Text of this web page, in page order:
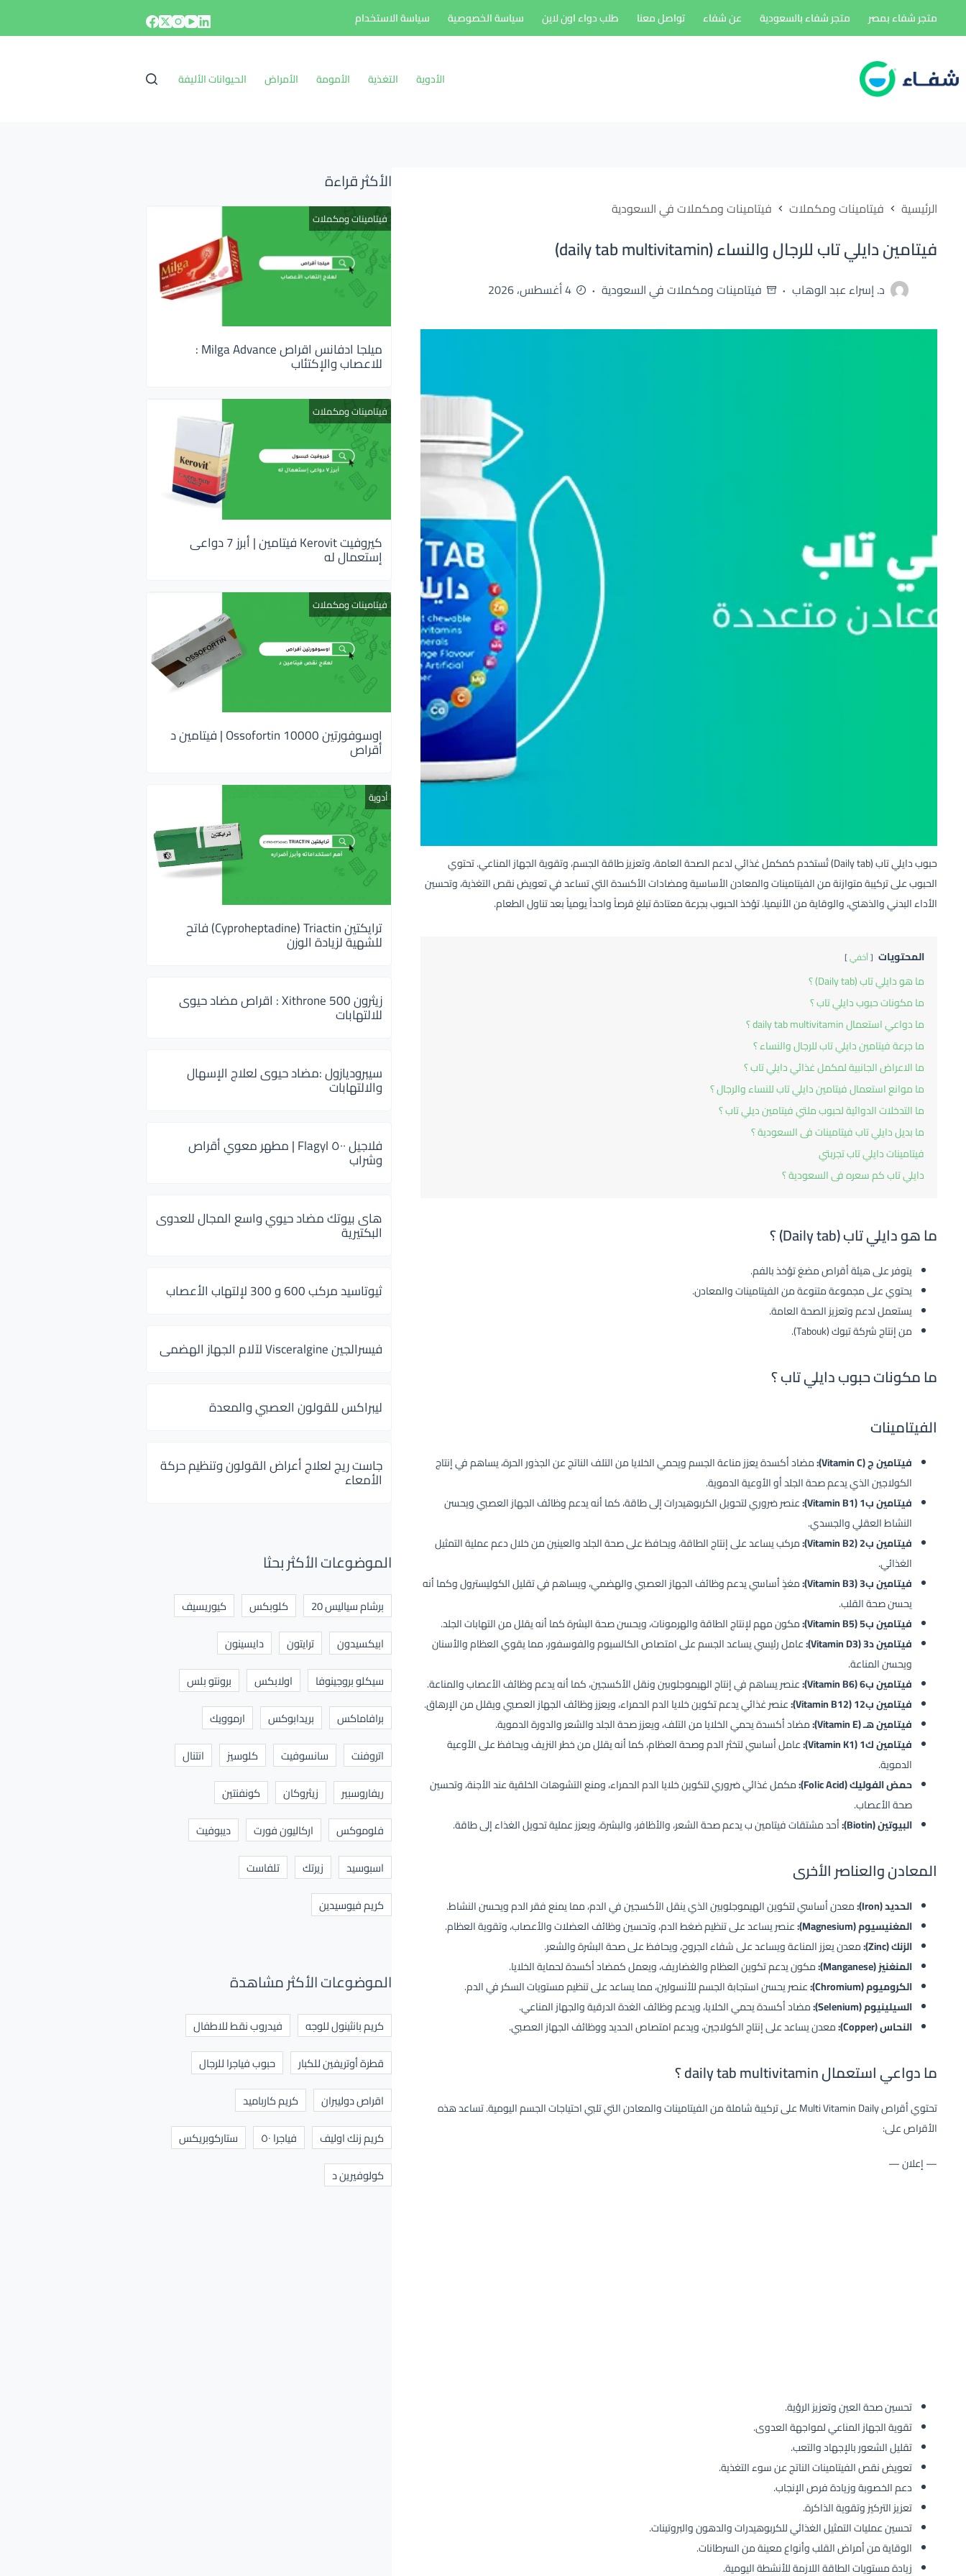
إلى
متجر شفاء بمصر متجر شفاء بالسعودية عن شفاء تواصل معنا طلب دواء اون لاين سياسة الخصوصية سياسة الاستخدام
الأدوية التغذية الأمومة الأمراض الحيوانات الأليفة
الرئيسية فيتامينات ومكملات فيتامينات ومكملات في السعودية
فيتامين دايلي تاب للرجال والنساء (daily tab multivitamin)
د. إسراء عبد الوهاب فيتامينات ومكملات في السعودية 4 أغسطس، 2026
حبوب دايلي تاب
(Daily tab) تُستخدم كمكمل غذائي لدعم الصحة العامة، وتعزيز طاقة الجسم، وتقوية الجهاز المناعي. تحتوي
الحبوب على تركيبة متوازنة من الفيتامينات والمعادن الأساسية ومضادات الأكسدة التي تساعد في تعويض نقص التغذية، وتحسين
الأداء البدني والذهني، والوقاية من الأنيميا. تؤخذ الحبوب بجرعة معتادة تبلغ قرصاً واحداً يومياً بعد تناول الطعام.
المحتويات أخفي
ما هو دايلي تاب (Daily tab) ؟
ما مكونات حبوب دايلي تاب ؟
ما دواعي استعمال daily tab multivitamin ؟
ما جرعة فيتامين دايلي تاب للرجال والنساء ؟
ما الاعراض الجانبية لمكمل غذائي دايلي تاب ؟
ما موانع استعمال فيتامين دايلي تاب للنساء والرجال ؟
ما التدخلات الدوائية لحبوب ملتي فيتامين ديلي تاب ؟
ما بديل دايلي تاب فيتامينات فى السعودية ؟
فيتامينات دايلي تاب تجربتي‌
دايلي تاب كم سعره فى السعودية ؟
ما هو دايلي تاب (Daily tab) ؟
يتوفر على هيئة أقراص مضغ تؤخذ بالفم.
يحتوي على مجموعة متنوعة من الفيتامينات والمعادن.
يستعمل لدعم وتعزيز الصحة العامة.
من إنتاج شركة تبوك (Tabouk).
ما مكونات حبوب دايلي تاب ؟
الفيتامينات
فيتامين ج (Vitamin C):
مضاد أكسدة يعزز مناعة الجسم ويحمي الخلايا من التلف الناتج عن الجذور الحرة، يساهم في إنتاج
الكولاجين الذي يدعم صحة الجلد أو الأوعية الدموية.
فيتامين ب1 (Vitamin B1):
عنصر ضروري لتحويل الكربوهيدرات إلى طاقة، كما أنه يدعم وظائف الجهاز العصبي ويحسن
النشاط العقلي والجسدي.
فيتامين ب2 (Vitamin B2):
مركب يساعد على إنتاج الطاقة، ويحافظ على صحة الجلد والعينين من خلال دعم عملية التمثيل
الغذائي.
فيتامين ب3 (Vitamin B3):
مغذٍ أساسي يدعم وظائف الجهاز العصبي والهضمي، ويساهم في تقليل الكوليسترول وكما أنه
يحسن صحة القلب.
فيتامين ب5 (Vitamin B5):
مكون مهم لإنتاج الطاقة والهرمونات، ويحسن صحة البشرة كما أنه يقلل من التهابات الجلد.
فيتامين د3 (Vitamin D3):
عامل رئيسي يساعد الجسم على امتصاص الكالسيوم والفوسفور، مما يقوي العظام والأسنان
ويحسن المناعة.
فيتامين ب6 (Vitamin B6):
عنصر يساهم في إنتاج الهيموجلوبين ونقل الأكسجين، كما أنه يدعم وظائف الأعصاب والمناعة.
فيتامين ب12 (Vitamin B12):
عنصر غذائي يدعم تكوين خلايا الدم الحمراء، ويعزز وظائف الجهاز العصبي ويقلل من الإرهاق.
فيتامين هـ (Vitamin E):
مضاد أكسدة يحمي الخلايا من التلف، ويعزز صحة الجلد والشعر والدورة الدموية.
فيتامين ك1 (Vitamin K1):
عامل أساسي لتخثر الدم وصحة العظام، كما أنه يقلل من خطر النزيف ويحافظ على الأوعية
الدموية.
حمض الفوليك (Folic Acid):
مكمل غذائي ضروري لتكوين خلايا الدم الحمراء، ومنع التشوهات الخلقية عند الأجنة، وتحسين
صحة الأعصاب.
البيوتين (Biotin):
أحد مشتقات فيتامين ب يدعم صحة الشعر، والأظافر، والبشرة، ويعزز عملية تحويل الغذاء إلى طاقة.
المعادن والعناصر الأخرى
الحديد (Iron):
معدن أساسي لتكوين الهيموجلوبين الذي ينقل الأكسجين في الدم، مما يمنع فقر الدم ويحسن النشاط.
المغنيسيوم (Magnesium):
عنصر يساعد على تنظيم ضغط الدم، وتحسين وظائف العضلات والأعصاب، وتقوية العظام.
الزنك (Zinc):
معدن يعزز المناعة ويساعد على شفاء الجروح، ويحافظ على صحة البشرة والشعر.
المنغنيز (Manganese):
مكون يدعم تكوين العظام والغضاريف، ويعمل كمضاد أكسدة لحماية الخلايا.
الكروميوم (Chromium):
عنصر يحسن استجابة الجسم للأنسولين، مما يساعد على تنظيم مستويات السكر في الدم.
السيلينيوم (Selenium):
مضاد أكسدة يحمي الخلايا، ويدعم وظائف الغدة الدرقية والجهاز المناعي.
النحاس (Copper):
معدن يساعد على إنتاج الكولاجين، ويدعم امتصاص الحديد ووظائف الجهاز العصبي.
ما دواعي استعمال daily tab multivitamin ؟
تحتوي أقراص Multi Vitamin Daily على تركيبة شاملة من الفيتامينات والمعادن التي تلبي احتياجات الجسم اليومية. تساعد هذه
الأقراص على:
— إعلان —
تحسين صحة العين وتعزيز الرؤية.
تقوية الجهاز المناعي لمواجهة العدوى.
تقليل الشعور بالإجهاد والتعب.
تعويض نقص الفيتامينات الناتج عن سوء التغذية.
دعم الخصوبة وزيادة فرص الإنجاب.
تعزيز التركيز وتقوية الذاكرة.
تحسين عمليات التمثيل الغذائي للكربوهيدرات والدهون والبروتينات.
الوقاية من أمراض القلب وأنواع معينة من السرطانات.
زيادة مستويات الطاقة اللازمة للأنشطة اليومية.
الأكثر قراءة
فيتامينات ومكملات
ميلجا ادفانس اقراص Milga Advance :
للاعصاب والإكتئاب
فيتامينات ومكملات
كيروفيت Kerovit فيتامين | أبرز 7 دواعى
إستعمال له
فيتامينات ومكملات
اوسوفورتين 10000 Ossofortin | فيتامين د
أقراص
أدوية
ترايكتين Cyproheptadine) Triactin) فاتح
للشهية لزيادة الوزن
زيثرون 500 Xithrone : اقراص مضاد حيوى
للالتهابات
سيبروديازول :مضاد حيوى لعلاج الإسهال
والالتهابات
فلاجيل ٥٠٠ Flagyl | مطهر معوي أقراص
وشراب
هاى بيوتك مضاد حيوي واسع المجال للعدوى
البكتيرية
ثيوتاسيد مركب 600 و 300 لإلتهاب الأعصاب
فيسرالجين Visceralgine لآلام الجهاز الهضمى
ليبراكس للقولون العصبي والمعدة
جاست ريج لعلاج أعراض القولون وتنظيم حركة
الأمعاء
الموضوعات الأكثر بحثا
برشام سياليس 20 كلوبكس
كيوريسيف
ابيكسيدون
ترايتون
دايسينون
سيكلو بروجينوفا
اولابكس
برونتو بلس
برافاماكس
بريدابوكس
ارموويك
اتروفنت
سانسوفيت كلوسيز
انتنال
ريفاروسبير
زيثروكان
كونفنتين
فلوموكس
اركاليون فورت
ديبوفيت
اسبوسيد
زيرتك
تلفاست
كريم فيوسيدين
الموضوعات الأكثر مشاهدة
كريم بانثينول للوجه
فيدروب نقط للاطفال
قطرة أوتريفين للكبار
حبوب فياجرا للرجال
اقراص دوليبران
كريم كارباميد
كريم زنك اوليف
فياجرا ٥٠
ستاركوبريكس
كولوفيرين د